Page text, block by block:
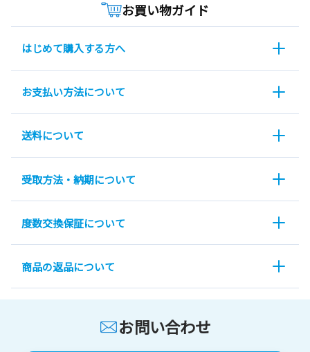
お買い物ガイド
はじめて購入する方へ
お支払い方法について
送料について
受取方法・納期について
度数交換保証について
商品の返品について
お問い合わせ